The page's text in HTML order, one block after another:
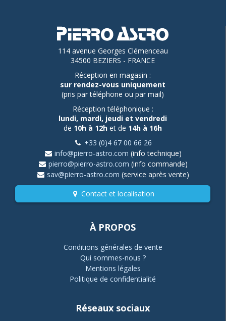
114 avenue Georges Clémenceau
34500 BEZIERS - FRANCE
Réception en magasin :
sur rendez-vous uniquement
(pris par téléphone ou par mail)
Réception téléphonique :
lundi, mardi, jeudi et vendredi
de 10h à 12h et de 14h à 16h
+33 (0)4 67 00 66 26
info@pierro-astro.com (info technique)
pierro@pierro-astro.com (info commande)
sav@pierro-astro.com (service après vente)
Contact et localisation
À PROPOS
Conditions générales de vente
Qui sommes-nous ?
Mentions légales
Politique de confidentialité
Réseaux sociaux